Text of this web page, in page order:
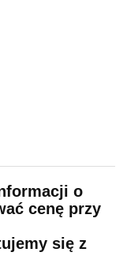
o
cenę przy
się z